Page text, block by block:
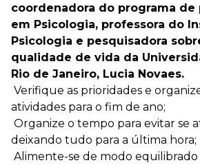
coordenadora do programa de
em Psicologia, professora do
Psicologia e pesquisadora
qualidade de vida da
Rio de Janeiro, Lucia Novaes.
 Verifique as prioridades e
atividades para o fim de ano;
 Organize o tempo para evitar se
deixando tudo para a última hora;
 Alimente-se de modo